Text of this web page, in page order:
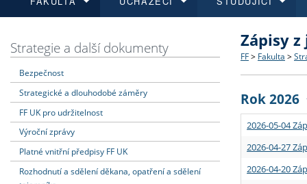
Dozvědět se více
Struktura
Strategie
Podpora
Podat přihlášku
Co
Učitelské
Dozvědět se více
Rigorózní
Dozvědět se více
O vědě a
Granty a
Dozvědět se více
Aktuální
Strategie a další dokumenty
Bezpečnost
Strategické a dlouhodobé záměry
FF UK pro udržitelnost
Výroční zprávy
Platné vnitřní předpisy FF UK
Rozhodnutí a sdělení děkana, opatření a sdělení
Zápisy
FF > Fakulta >
Rok 2026
2026-05-04
2026-04-27
2026-04-20